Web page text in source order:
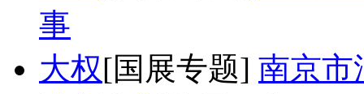
事
大权[国展专题] 南京市